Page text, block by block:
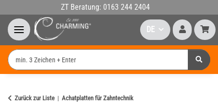
ZT Beratung: 0163 244 2404
DE
Zurück zur Liste Achatplatten für Zahntechnik